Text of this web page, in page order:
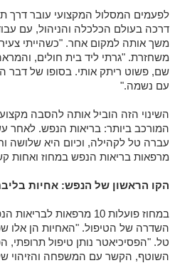
לפעמים המסלול המקצועי עובר דרך
דרכה בעולם הכלכלה והניהול, עם
משך אותה למקום אחר. "כשהייתי
משחזרת. "גרתי ליד בית חולים,
שם, פשוט ריתק אותי. בסופו של דבר
עם נשמה."
השינוי הזה הוביל אותה להסבה
המורכב ביותר: בריאות הנפש. לאחר
עברה טל לקהילה, וכיום היא שלושה
מרפאות בריאות הנפש במחוז ואחות
הקו הראשון של הנפש: אחיות
במחוז פועלות 10
השדרה של הטיפול. "האחיות הן אלו
טל. "הפסיכיאטר נותן טיפול תרופתי,
השוטף, הקשר עם המשפחה והזיהוי